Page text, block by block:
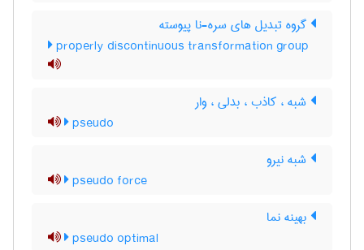
گروه تبدیل های سره-نا پیوسته
properly discontinuous transformation group
شبه ، کاذب ، بدلی ، وار
pseudo
شبه نیرو
pseudo force
بهینه نما
pseudo optimal